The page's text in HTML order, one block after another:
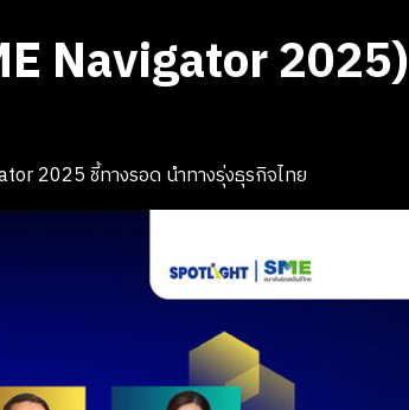
Navigator 2025)
2025 ชี้ทางรอด นำทางรุ่งธุรกิจไทย